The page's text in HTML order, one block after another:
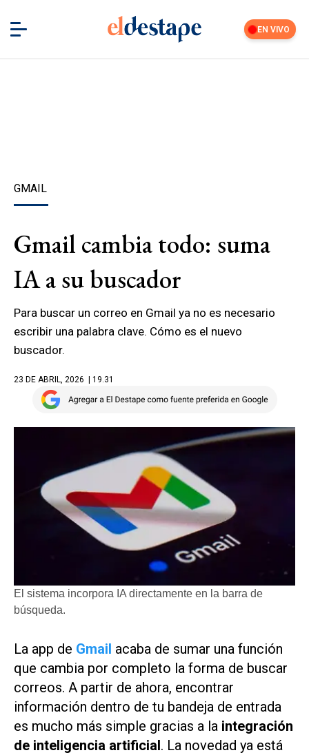
EN VIVO
GMAIL
Gmail cambia todo: suma
IA a su buscador
Para buscar un correo en Gmail ya no es necesario
escribir una palabra clave. Cómo es el nuevo
buscador.
23 DE ABRIL, 2026 | 19.31
El sistema incorpora IA directamente en la barra de
búsqueda.
La app de Gmail acaba de sumar una función
que cambia por completo la forma de buscar
correos. A partir de ahora, encontrar
información dentro de tu bandeja de entrada
es mucho más simple gracias a la integración
de inteligencia artificial. La novedad ya está